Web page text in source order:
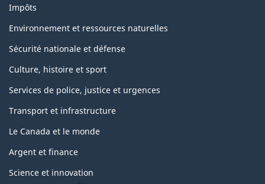
Impôts
Environnement et ressources naturelles
Sécurité nationale et défense
Culture, histoire et sport
Services de police, justice et urgences
Transport et infrastructure
Le Canada et le monde
Argent et finance
Science et innovation